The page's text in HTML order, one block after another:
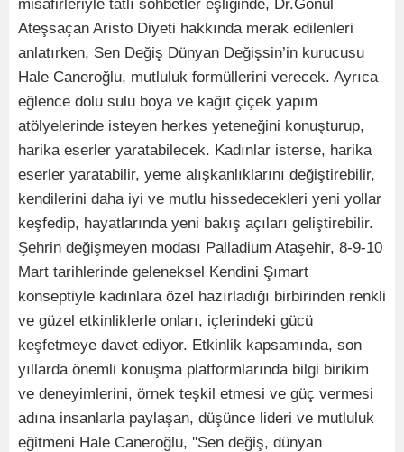
misafirleriyle tatlı sohbetler eşliğinde, Dr.Gönül
Ateşsaçan Aristo Diyeti hakkında merak edilenleri
anlatırken, Sen Değiş Dünyan Değişsin’in kurucusu
Hale Caneroğlu, mutluluk formüllerini verecek. Ayrıca
eğlence dolu sulu boya ve kağıt çiçek yapım
atölyelerinde isteyen herkes yeteneğini konuşturup,
harika eserler yaratabilecek. Kadınlar isterse, harika
eserler yaratabilir, yeme alışkanlıklarını değiştirebilir,
kendilerini daha iyi ve mutlu hissedecekleri yeni yollar
keşfedip, hayatlarında yeni bakış açıları geliştirebilir.
Şehrin değişmeyen modası Palladium Ataşehir, 8-9-10
Mart tarihlerinde geleneksel Kendini Şımart
konseptiyle kadınlara özel hazırladığı birbirinden renkli
ve güzel etkinliklerle onları, içlerindeki gücü
keşfetmeye davet ediyor. Etkinlik kapsamında, son
yıllarda önemli konuşma platformlarında bilgi birikim
ve deneyimlerini, örnek teşkil etmesi ve güç vermesi
adına insanlarla paylaşan, düşünce lideri ve mutluluk
eğitmeni Hale Caneroğlu, ''Sen değiş, dünyan